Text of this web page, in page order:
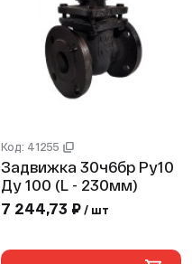
Код: 41255
Задвижка 30ч6бр Ру10
Ду 100 (L - 230мм)
7 244,73 ₽ / шт